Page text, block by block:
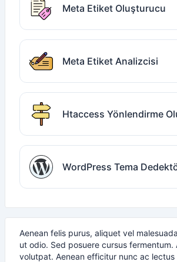
Meta Etiket Oluşturucu
Meta Etiket Analizcisi
Htaccess Yönlendirme
WordPress Tema
Aenean felis purus, aliquet vel
ut odio. Sed posuere cursus fermentum.
volutpat. Aenean efficitur nunc ac